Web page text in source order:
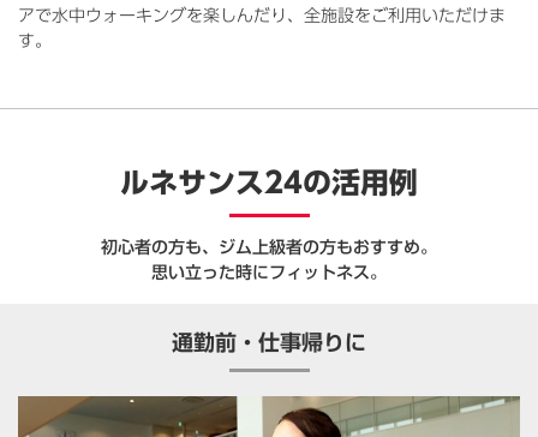
アで水中ウォーキングを楽しんだり、全施設をご利用いただけま
す。
ルネサンス24の活用例
初心者の方も、ジム上級者の方もおすすめ。
思い立った時にフィットネス。
通勤前・仕事帰りに